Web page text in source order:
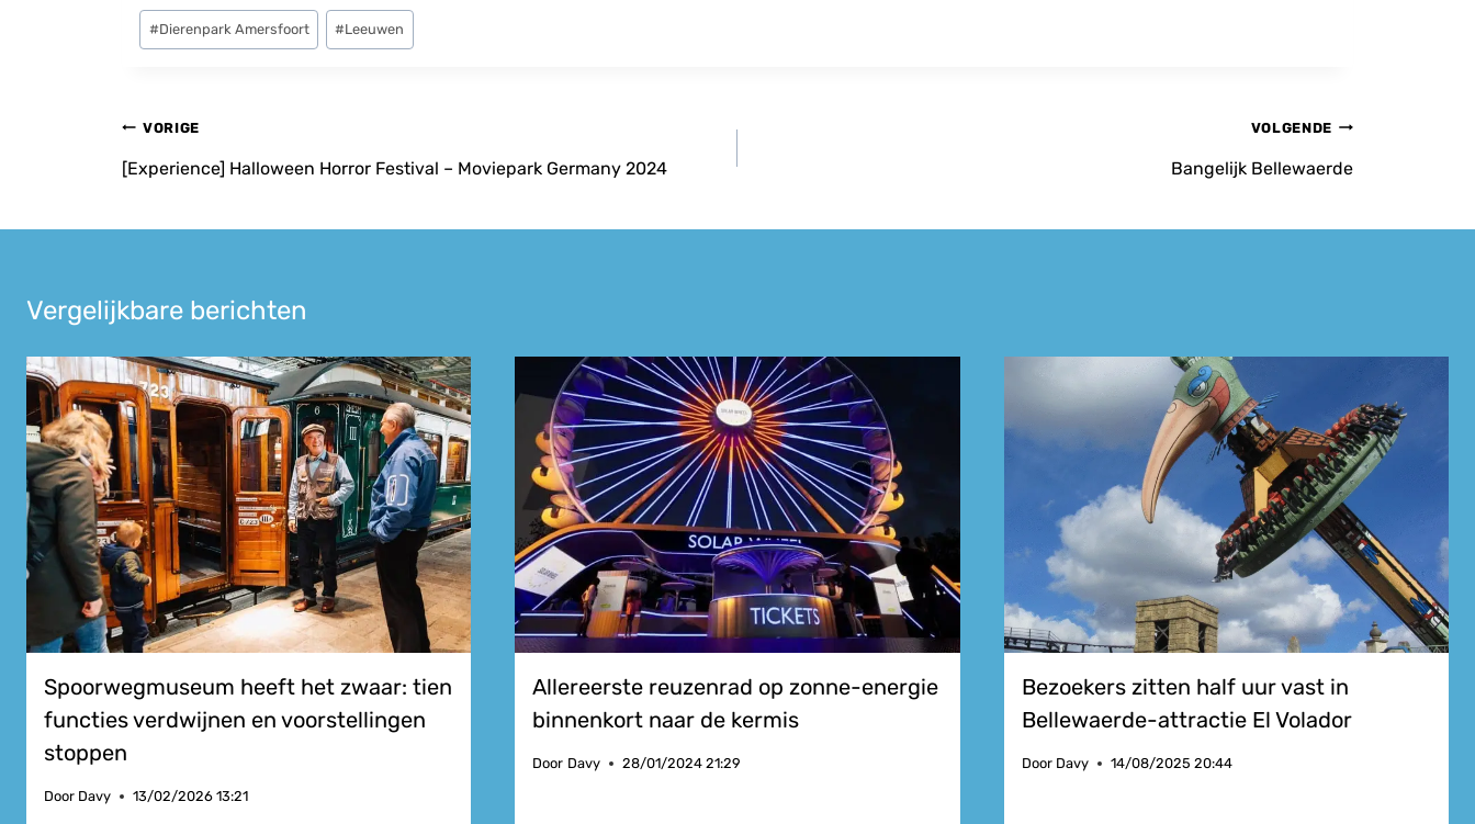
Bericht
tags:
#Dierenpark Amersfoort #Leeuwen
Bericht
navigatie
VORIGE
[Experience] Halloween Horror Festival – Moviepark Germany 2024
VOLGENDE
Bangelijk Bellewaerde
Vergelijkbare berichten
Spoorwegmuseum heeft het zwaar: tien
functies verdwijnen en voorstellingen
stoppen
Door Davy 13/02/2026 13:21
Allereerste reuzenrad op zonne-energie
binnenkort naar de kermis
Door Davy 28/01/2024 21:29
Bezoekers zitten half uur vast in
Bellewaerde-attractie El Volador
Door Davy 14/08/2025 20:44